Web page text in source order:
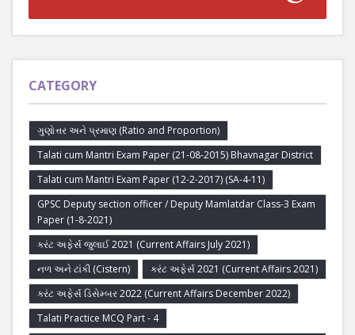
CATEGORY
ગુણોત્તર અને પ્રમાણ (Ratio and Proportion)
Talati cum Mantri Exam Paper (21-08-2015) Bhavnagar District
Talati cum Mantri Exam Paper (12-2-2017) (SA-4-11)
GPSC Deputy section officer / Deputy Mamlatdar Class-3 Exam
Paper (1-8-2021)
કરંટ અફેર્સ જુલાઈ 2021 (Current Affairs July 2021)
નળ અને ટાંકી (Cistern)
કરંટ અફેર્સ 2021 (Current Affairs 2021)
કરંટ અફેર્સ ડિસેમ્બર 2022 (Current Affairs December 2022)
Talati Practice MCQ Part - 4